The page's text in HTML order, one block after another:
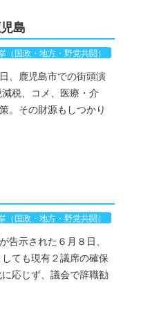
島
（国政・地方・野党共闘）
、鹿児島市での街頭演
税、コメ、医療・介
。その財源もしつかり
（国政・地方・野党共闘）
示された６月８日、
ても現有２議席の確保
応じず、議会で辞職勧